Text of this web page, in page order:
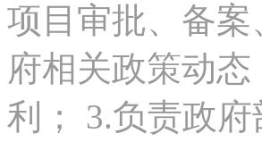
项目审批、备
府相关政策动
利； 3.负责政